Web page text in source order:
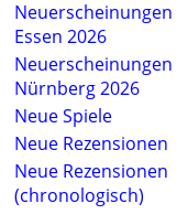
Neuerscheinungen
Essen 2026
Neuerscheinungen
Nürnberg 2026
Neue Spiele
Neue Rezensionen
Neue Rezensionen
(chronologisch)